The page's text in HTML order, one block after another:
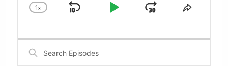
Change
1x
Skip
Play
JumpShare
Search
Episodes